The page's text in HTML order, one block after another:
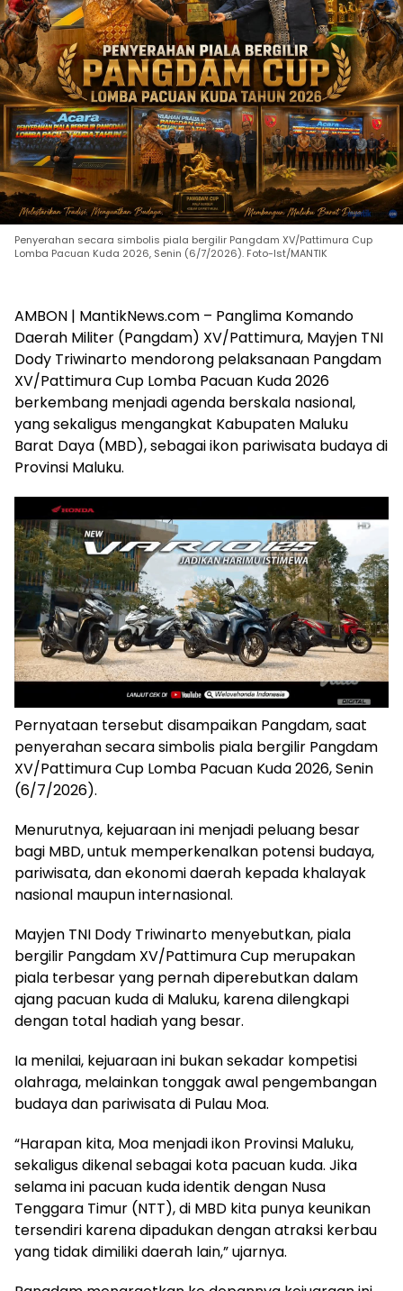
Penyerahan secara simbolis piala bergilir Pangdam XV/Pattimura Cup
Lomba Pacuan Kuda 2026, Senin (6/7/2026). Foto-Ist/MANTIK
AMBON | MantikNews.com – Panglima Komando
Daerah Militer (Pangdam) XV/Pattimura, Mayjen TNI
Dody Triwinarto mendorong pelaksanaan Pangdam
XV/Pattimura Cup Lomba Pacuan Kuda 2026
berkembang menjadi agenda berskala nasional,
yang sekaligus mengangkat Kabupaten Maluku
Barat Daya (MBD), sebagai ikon pariwisata budaya di
Provinsi Maluku.
Pernyataan tersebut disampaikan Pangdam, saat
penyerahan secara simbolis piala bergilir Pangdam
XV/Pattimura Cup Lomba Pacuan Kuda 2026, Senin
(6/7/2026).
Menurutnya, kejuaraan ini menjadi peluang besar
bagi MBD, untuk memperkenalkan potensi budaya,
pariwisata, dan ekonomi daerah kepada khalayak
nasional maupun internasional.
Mayjen TNI Dody Triwinarto menyebutkan, piala
bergilir Pangdam XV/Pattimura Cup merupakan
piala terbesar yang pernah diperebutkan dalam
ajang pacuan kuda di Maluku, karena dilengkapi
dengan total hadiah yang besar.
Ia menilai, kejuaraan ini bukan sekadar kompetisi
olahraga, melainkan tonggak awal pengembangan
budaya dan pariwisata di Pulau Moa.
“Harapan kita, Moa menjadi ikon Provinsi Maluku,
sekaligus dikenal sebagai kota pacuan kuda. Jika
selama ini pacuan kuda identik dengan Nusa
Tenggara Timur (NTT), di MBD kita punya keunikan
tersendiri karena dipadukan dengan atraksi kerbau
yang tidak dimiliki daerah lain,” ujarnya.